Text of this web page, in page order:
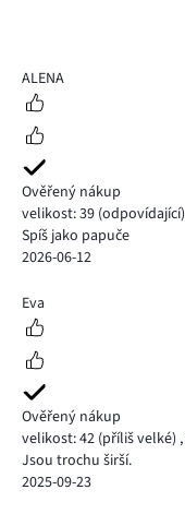
2
ALENA
Ověřený nákup
velikost: 39 (odpovídající)
Spíš jako papuče
2026-06-12
4
Eva
Ověřený nákup
velikost: 42 (příliš velké) ,
Jsou trochu širší.
2025-09-23